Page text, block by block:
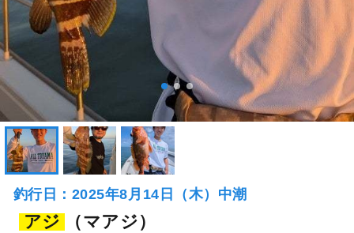
釣行日：2025年8月14日（木）中潮
アジ
（マアジ）